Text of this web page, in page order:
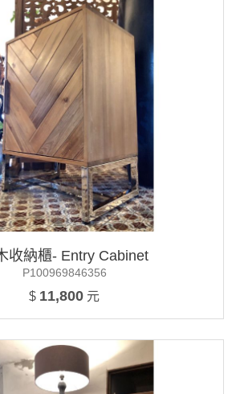
收納櫃- Entry Cabinet
P100969846356
$ 11,800 元